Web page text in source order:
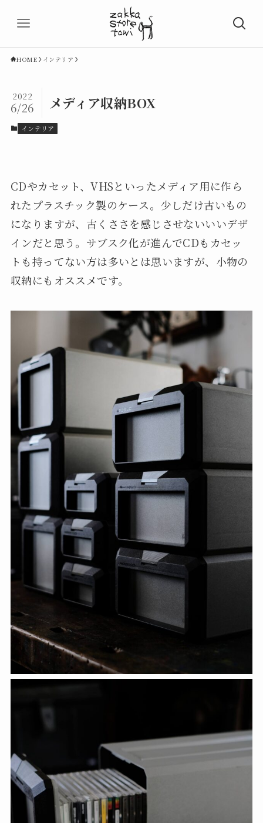
HOME インテリア
メディア収納BOX
2022
6/26
インテリア
CDやカセット、VHSといったメディア用に作ら
れたプラスチック製のケース。少しだけ古いもの
になりますが、古くささを感じさせないいいデザ
インだと思う。サブスク化が進んでCDもカセッ
トも持ってない方は多いとは思いますが、小物の
収納にもオススメです。